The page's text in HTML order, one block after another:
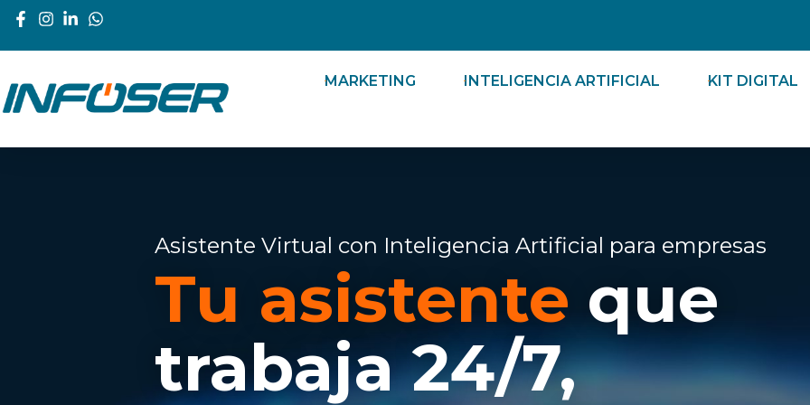
MARKETING Abrir Marketing
INTELIGENCIA ARTIFICIAL Abrir Inteligencia
KIT DIGITAL
Asistente Virtual con Inteligencia Artificial para empresas
Tu asistente que
trabaja 24/7,